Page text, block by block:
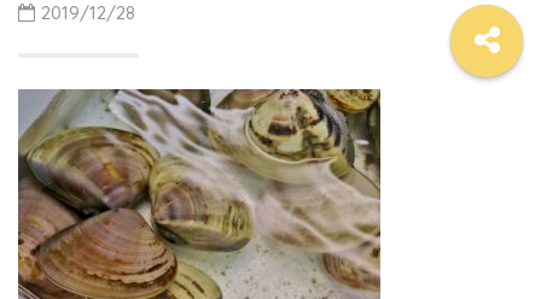
2019/12/28